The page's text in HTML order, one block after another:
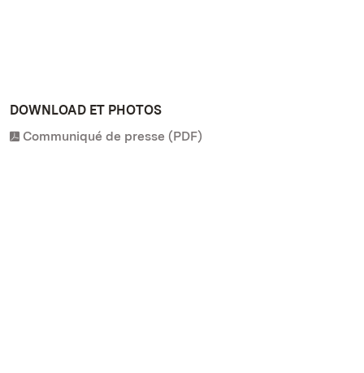
DOWNLOAD ET PHOTOS
Communiqué de presse (PDF)